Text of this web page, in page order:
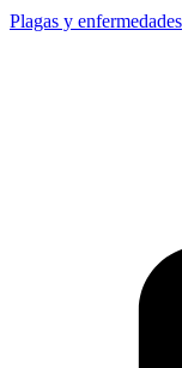
Plagas y enfermedades